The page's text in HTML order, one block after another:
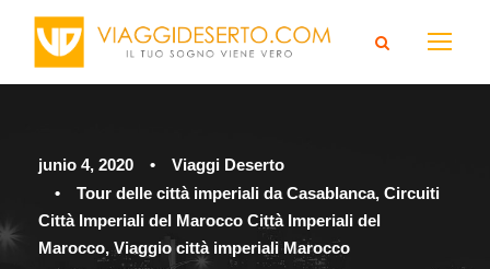
junio 4, 2020 •
Viaggi Deserto
•
Tour delle città imperiali da Casablanca, Circuiti
Città Imperiali del Marocco Città Imperiali del
Marocco, Viaggio città imperiali Marocco